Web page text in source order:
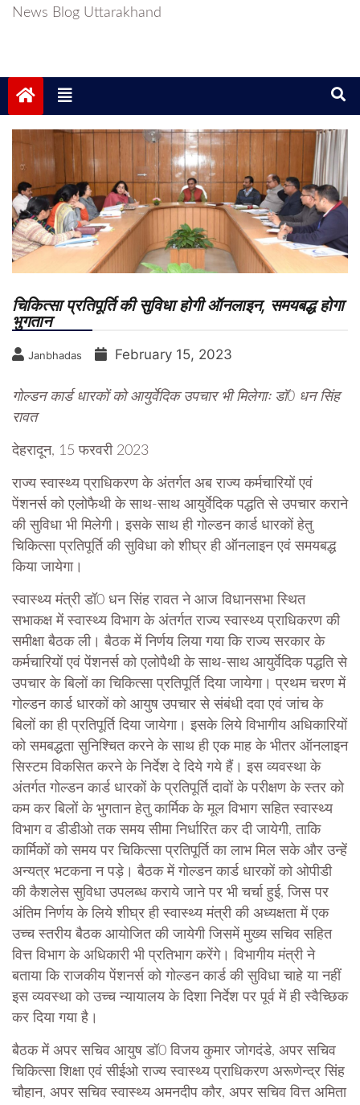
News Blog Uttarakhand
चिकित्सा प्रतिपूर्ति की सुविधा होगी ऑनलाइन, समयबद्ध होगा
भुगतान
Janbhadas February 15, 2023
गोल्डन कार्ड धारकों को आयुर्वेदिक उपचार भी मिलेगाः डॉ0 धन सिंह
रावत
देहरादून, 15 फरवरी 2023
राज्य स्वास्थ्य प्राधिकरण के अंतर्गत अब राज्य कर्मचारियों एवं
पेंशनर्स को एलोफैथी के साथ-साथ आयुर्वेदिक पद्धति से उपचार कराने
की सुविधा भी मिलेगी। इसके साथ ही गोल्डन कार्ड धारकों हेतु
चिकित्सा प्रतिपूर्ति की सुविधा को शीघ्र ही ऑनलाइन एवं समयबद्ध
किया जायेगा।
स्वास्थ्य मंत्री डॉ0 धन सिंह रावत ने आज विधानसभा स्थित
सभाकक्ष में स्वास्थ्य विभाग के अंतर्गत राज्य स्वास्थ्य प्राधिकरण की
समीक्षा बैठक ली। बैठक में निर्णय लिया गया कि राज्य सरकार के
कर्मचारियों एवं पेंशनर्स को एलोपैथी के साथ-साथ आयुर्वेदिक पद्धति से
उपचार के बिलों का चिकित्सा प्रतिपूर्ति दिया जायेगा। प्रथम चरण में
गोल्डन कार्ड धारकों को आयुष उपचार से संबंधी दवा एवं जांच के
बिलों का ही प्रतिपूर्ति दिया जायेगा। इसके लिये विभागीय अधिकारियों
को समबद्धता सुनिश्चित करने के साथ ही एक माह के भीतर ऑनलाइन
सिस्टम विकसित करने के निर्देश दे दिये गये हैं। इस व्यवस्था के
अंतर्गत गोल्डन कार्ड धारकों के प्रतिपूर्ति दावों के परीक्षण के स्तर को
कम कर बिलों के भुगतान हेतु कार्मिक के मूल विभाग सहित स्वास्थ्य
विभाग व डीडीओ तक समय सीमा निर्धारित कर दी जायेगी, ताकि
कार्मिकों को समय पर चिकित्सा प्रतिपूर्ति का लाभ मिल सके और उन्हें
अन्यत्र भटकना न पड़े। बैठक में गोल्डन कार्ड धारकों को ओपीडी
की कैशलेस सुविधा उपलब्ध कराये जाने पर भी चर्चा हुई, जिस पर
अंतिम निर्णय के लिये शीघ्र ही स्वास्थ्य मंत्री की अध्यक्षता में एक
उच्च स्तरीय बैठक आयोजित की जायेगी जिसमें मुख्य सचिव सहित
वित्त विभाग के अधिकारी भी प्रतिभाग करेंगे। विभागीय मंत्री ने
बताया कि राजकीय पेंशनर्स को गोल्डन कार्ड की सुविधा चाहे या नहीं
इस व्यवस्था को उच्च न्यायालय के दिशा निर्देश पर पूर्व में ही स्वैच्छिक
कर दिया गया है।
बैठक में अपर सचिव आयुष डॉ0 विजय कुमार जोगदंडे, अपर सचिव
चिकित्सा शिक्षा एवं सीईओ राज्य स्वास्थ्य प्राधिकरण अरूणेन्द्र सिंह
चौहान, अपर सचिव स्वास्थ्य अमनदीप कौर, अपर सचिव वित्त अमिता